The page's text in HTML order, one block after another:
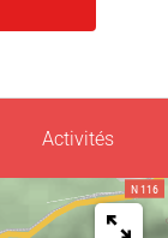
Activités